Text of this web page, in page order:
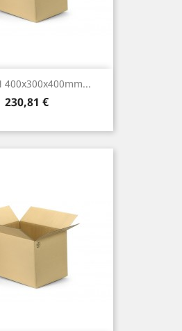
400x300x400mm...
Preis
230,81 €